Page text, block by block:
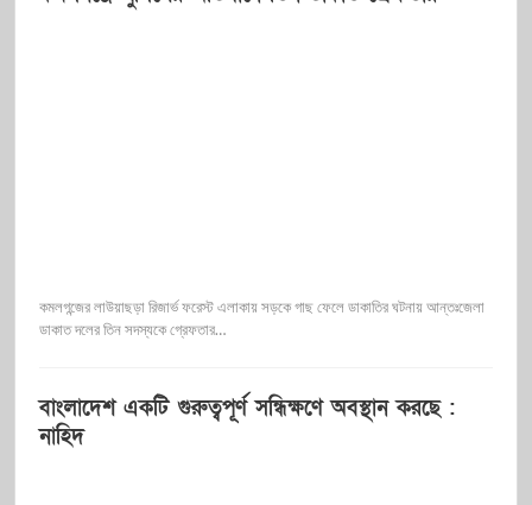
কমলগন্জের লাউয়াছড়া রিজার্ভ ফরেস্ট এলাকায় সড়কে গাছ ফেলে ডাকাতির ঘটনায় আন্তঃজেলা
ডাকাত দলের তিন সদস্যকে গ্রেফতার…
বাংলাদেশ একটি গুরুত্বপূর্ণ সন্ধিক্ষণে অবস্থান করছে :
নাহিদ